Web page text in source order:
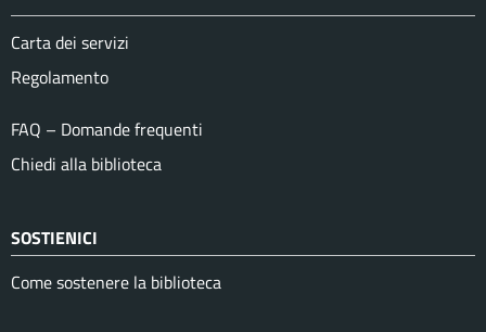
Carta dei servizi
Regolamento
FAQ – Domande frequenti
Chiedi alla biblioteca
SOSTIENICI
Come sostenere la biblioteca